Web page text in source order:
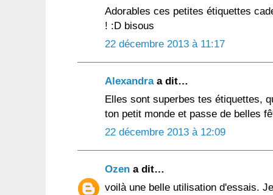
Adorables ces petites étiquettes
! :D bisous
22 décembre 2013 à 11:17
Alexandraa dit…
Elles sont superbes tes étiquettes,
ton petit monde et passe de belles
22 décembre 2013 à 12:09
Ozen a dit…
voilà une belle utilisation d'essais.